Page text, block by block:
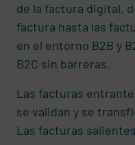
de la factura digital,
factura hasta las
en el entorno B2B y
B2C sin barreras.
Las facturas
se validan y se
Las facturas